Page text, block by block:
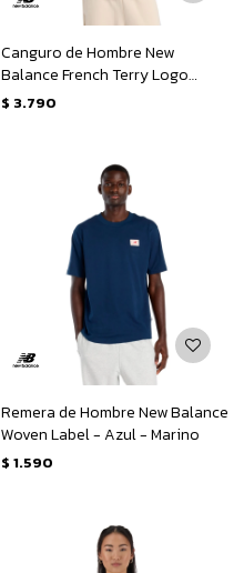
Canguro de Hombre New
Balance French Terry Logo
Hoodie - Beige
$ 3.790
Remera de Hombre New Balance
Woven Label - Azul - Marino
$ 1.590